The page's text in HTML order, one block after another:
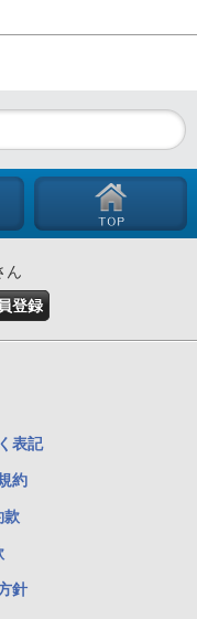
ん
登録
表記
約
款
針